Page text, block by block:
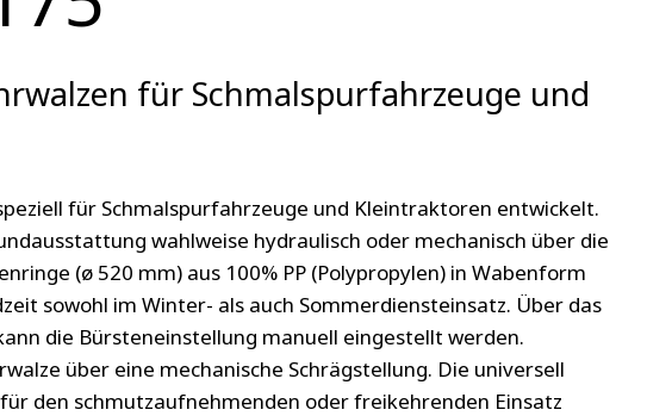
für Schmalspurfahrzeuge und
für Schmalspurfahrzeuge und Kleintraktoren entwickelt.
wahlweise hydraulisch oder mechanisch über die
(ø 520 mm) aus 100% PP (Polypropylen) in Wabenform
sowohl im Winter- als auch Sommerdiensteinsatz. Über das
die Bürsteneinstellung manuell eingestellt werden.
über eine mechanische Schrägstellung. Die universell
den schmutzaufnehmenden oder freikehrenden Einsatz